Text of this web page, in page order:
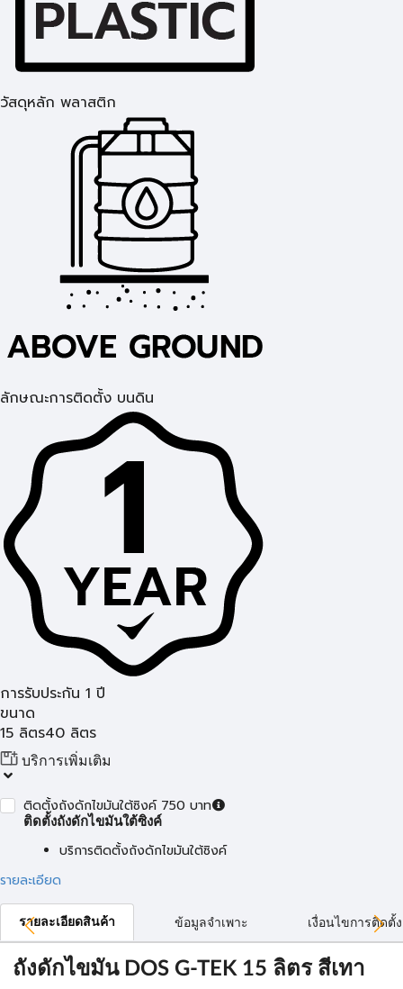
วัสดุหลัก พลาสติก
ลักษณะการติดตั้ง บนดิน
การรับประกัน 1 ปี
ขนาด
15 ลิตร40 ลิตร
บริการเพิ่มเติม
ติดตั้งถังดักไขมันใต้ซิงค์ 750 บาท
ติดตั้งถังดักไขมันใต้ซิงค์
บริการติดตั้งถังดักไขมันใต้ซิงค์
รายละเอียด
รายละเอียดสินค้า ข้อมูลจำเพาะ เงื่อนไขการติดตั้ง
ถังดักไขมัน DOS G-TEK 15 ลิตร สีเทา